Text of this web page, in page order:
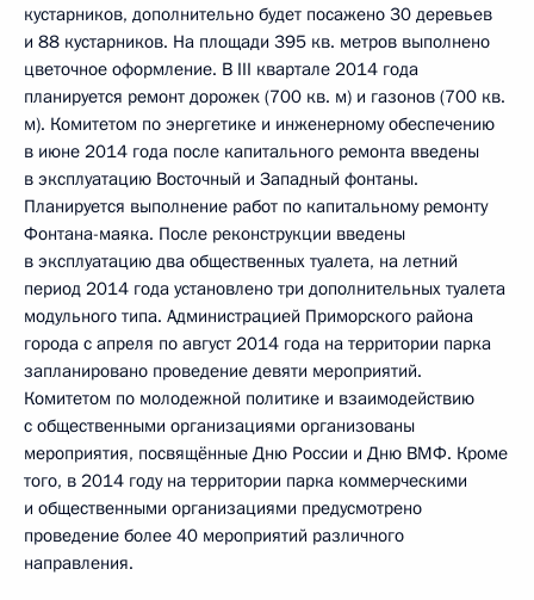
кустарников, дополнительно будет посажено 30 деревьев
и 88 кустарников. На площади 395 кв. метров выполнено
цветочное оформление. В III квартале 2014 года
планируется ремонт дорожек (700 кв. м) и газонов (700 кв.
м). Комитетом по энергетике и инженерному обеспечению
в июне 2014 года после капитального ремонта введены
в эксплуатацию Восточный и Западный фонтаны.
Планируется выполнение работ по капитальному ремонту
Фонтана-маяка. После реконструкции введены
в эксплуатацию два общественных туалета, на летний
период 2014 года установлено три дополнительных туалета
модульного типа. Администрацией Приморского района
города с апреля по август 2014 года на территории парка
запланировано проведение девяти мероприятий.
Комитетом по молодежной политике и взаимодействию
с общественными организациями организованы
мероприятия, посвящённые Дню России и Дню ВМФ. Кроме
того, в 2014 году на территории парка коммерческими
и общественными организациями предусмотрено
проведение более 40 мероприятий различного
направления.